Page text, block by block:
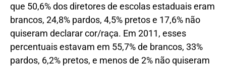
que 50,6% dos diretores de escolas estaduais eram
brancos, 24,8% pardos, 4,5% pretos e 17,6% não
quiseram declarar cor/raça. Em 2011, esses
percentuais estavam em 55,7% de brancos, 33%
pardos, 6,2% pretos, e menos de 2% não quiseram